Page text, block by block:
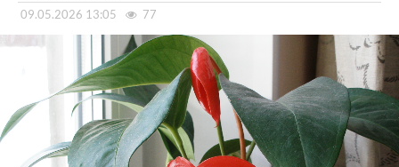
09.05.2026 13:05 77